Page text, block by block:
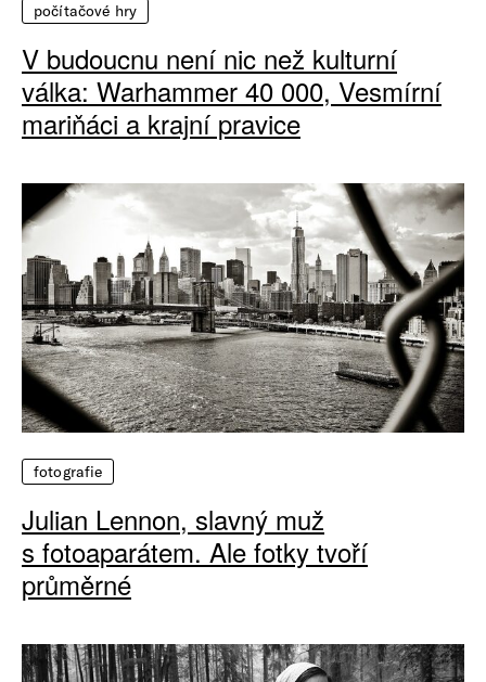
počítačové hry
V budoucnu není nic než kulturní
válka: Warhammer 40 000, Vesmírní
mariňáci a krajní pravice
fotografie
Julian Lennon, slavný muž
s fotoaparátem. Ale fotky tvoří
průměrné